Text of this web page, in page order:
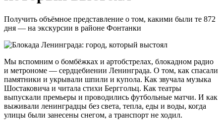
Получить объёмное представление о том, какими были те 872
дня — на экскурсии в районе Фонтанки
Мы вспомним о бомбёжках и артобстрелах, блокадном радио
и метрономе — сердцебиении Ленинграда. О том, как спасали
памятники и укрывали шпили и купола. Как звучала музыка
Шостаковича и читала стихи Берггольц. Как театры
выпускали премьеры и проводились футбольные матчи. И как
выживали ленинградцы без света, тепла, еды и воды, когда
улицы были занесены снегом, а транспорт не ходил.